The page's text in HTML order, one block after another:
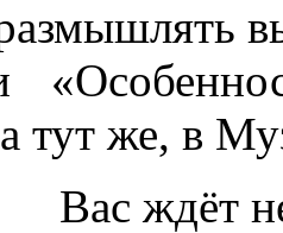
тут же, в
Вас ждёт